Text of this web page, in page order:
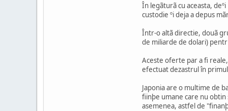
În legãturã cu aceasta,
custodie ºi deja a depus
Într-o altã directie, douã
de miliarde de dolari)
Aceste oferte par a fi
efectuat dezastrul în
Japonia are o multime de
fiinþe umane care nu
asemenea, astfel de